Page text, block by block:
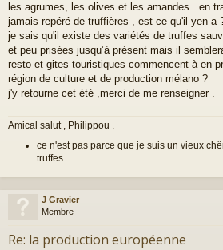
a
g
les agrumes, les olives et les amandes . en
jamais repéré de truffières , est ce qu'il yen a
je sais qu'il existe des variétés de truffes
et peu prisées jusqu’à présent mais il
resto et gites touristiques commencent à en
région de culture et de production mélano ?
j'y retourne cet été ,merci de me renseigner .
Amical salut , Philippou .
ce n'est pas parce que je suis un vieux
truffes
J Gravier
Membre
Re: la production européenne